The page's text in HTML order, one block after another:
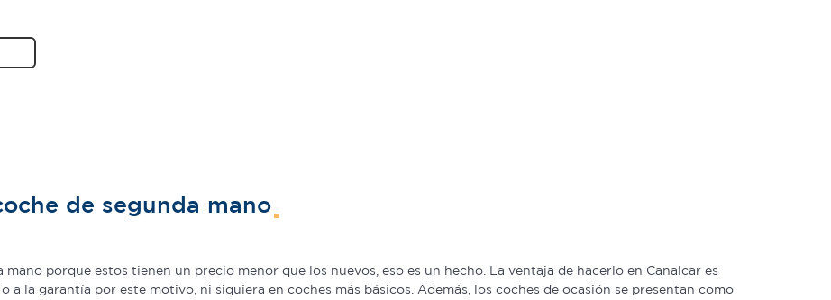
de segunda mano
porque estos tienen un precio menor que los nuevos, eso es un hecho. La ventaja de hacerlo en Canalcar es
a la garantía por este motivo, ni siquiera en coches más básicos. Además, los coches de ocasión se presentan como